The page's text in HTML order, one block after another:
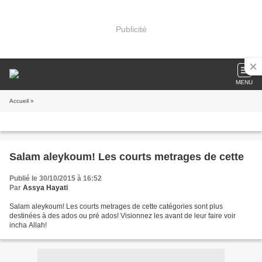
Publicité
MENU
Accueil »
Salam aleykoum! Les courts metrages de cette
Publié le 30/10/2015 à 16:52
Par Assya Hayati
Salam aleykoum! Les courts metrages de cette catégories sont plus
destinées à des ados ou pré ados! Visionnez les avant de leur faire voir
incha Allah!